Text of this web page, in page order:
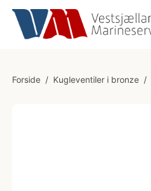
Forside / Kugleventiler i bronze /